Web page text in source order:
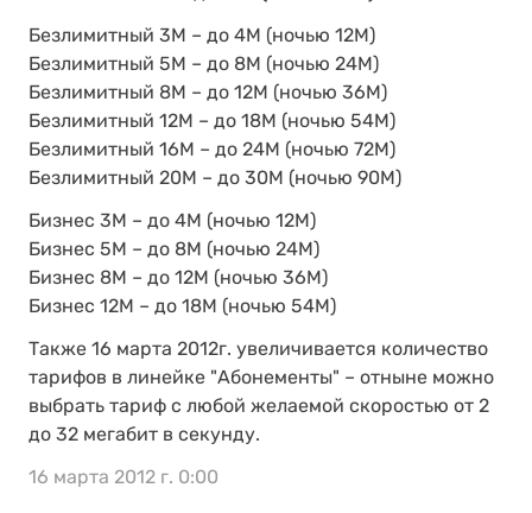
Безлимитный 3М – до 4М (ночью 12М)
Безлимитный 5М – до 8М (ночью 24М)
Безлимитный 8М – до 12М (ночью 36М)
Безлимитный 12М – до 18М (ночью 54М)
Безлимитный 16М – до 24М (ночью 72М)
Безлимитный 20М – до 30М (ночью 90М)
Бизнес 3М – до 4М (ночью 12М)
Бизнес 5М – до 8М (ночью 24М)
Бизнес 8М – до 12М (ночью 36М)
Бизнес 12М – до 18М (ночью 54М)
Также 16 марта 2012г. увеличивается количество
тарифов в линейке "Абонементы" – отныне можно
выбрать тариф с любой желаемой скоростью от 2
до 32 мегабит в секунду.
16 марта 2012 г. 0:00